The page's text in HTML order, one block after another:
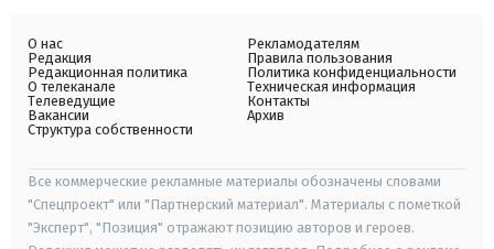
О нас
Редакция
Редакционная политика
О телеканале
Телеведущие
Вакансии
Структура собственности
Рекламодателям
Правила пользования
Политика конфиденциальности
Техническая информация
Контакты
Архив
Все коммерческие рекламные материалы обозначены словами
"Спецпроект" или "Партнерский материал". Материалы с пометкой
"Эксперт", "Позиция" отражают позицию авторов и героев.